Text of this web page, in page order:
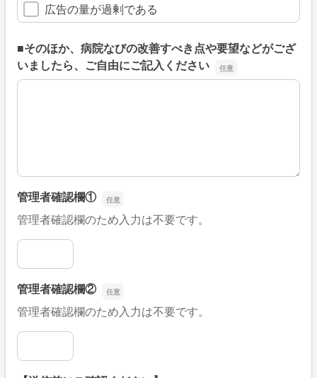
広告の量が過剰である
■そのほか、病院なびの改善すべき点や要望などがござ
いましたら、ご自由にご記入ください
■そのほか、病院なびの改善すべき点や要望などがござい
管理者確認欄①
管理者確認欄のため入力は不要です。
管理者確認欄①
管理者確認欄②
管理者確認欄のため入力は不要です。
管理者確認欄②